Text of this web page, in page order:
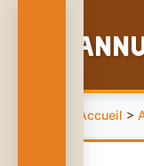
Accueil >